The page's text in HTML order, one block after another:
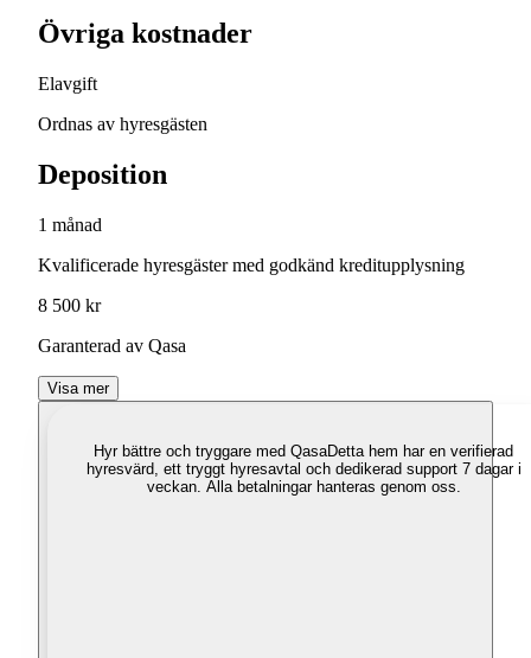
Övriga kostnader
Elavgift
Ordnas av hyresgästen
Deposition
1 månad
Kvalificerade hyresgäster med godkänd kreditupplysning
8 500 kr
Garanterad av Qasa
Visa mer
Hyr bättre och tryggare med QasaDetta hem har en verifierad
hyresvärd, ett tryggt hyresavtal och dedikerad support 7 dagar i
veckan. Alla betalningar hanteras genom oss.